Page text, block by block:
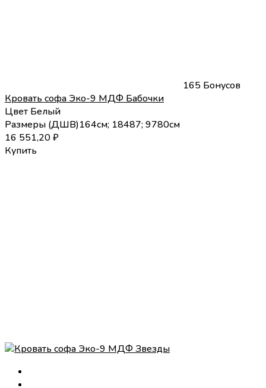
165 Бонусов
Кровать софа Эко-9 МДФ Бабочки
Цвет Белый
Размеры (ДШВ)164см; 18487; 9780см
16 551,20₽
Купить